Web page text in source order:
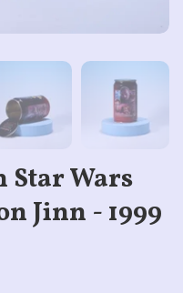
Star Wars
Jinn - 1999